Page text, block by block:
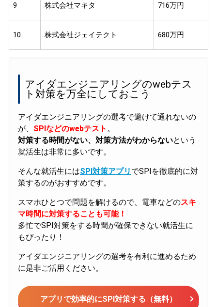
9 株式会社マキタ 716万円
10 株式会社ジェイテクト 680万円
アイダエンジニアリングのwebテス
ト対策を万全にしておこう
アイダエンジニアリングの選考で避けて通れないの
が、 SPIなどのwebテスト 。
対策する時間がない、対策方法がわからないという
就活生は非常に多いです。
そんな就活生にはSPI対策アプリ でSPIを徹底的に対
策するのがおすすめです。
スマホひとつで問題を解けるので、電車などのスキ
マ時間に対策することも可能！
多忙でSPI対策をする時間が確保できない就活生に
もぴったり！
アイダエンジニアリングの選考を有利に進めるため
に是非ご活用ください。
アプリで効率的にSPI対策する（無料）